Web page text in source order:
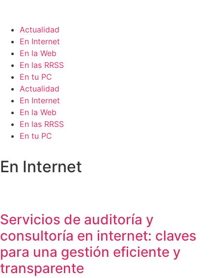
contenidoActualidad
En Internet
En la Web
En las RRSS
En tu PC
Actualidad
En Internet
En la Web
En las RRSS
En tu PC
En Internet
Servicios de auditoría y
consultoría en internet: claves
para una gestión eficiente y
transparente